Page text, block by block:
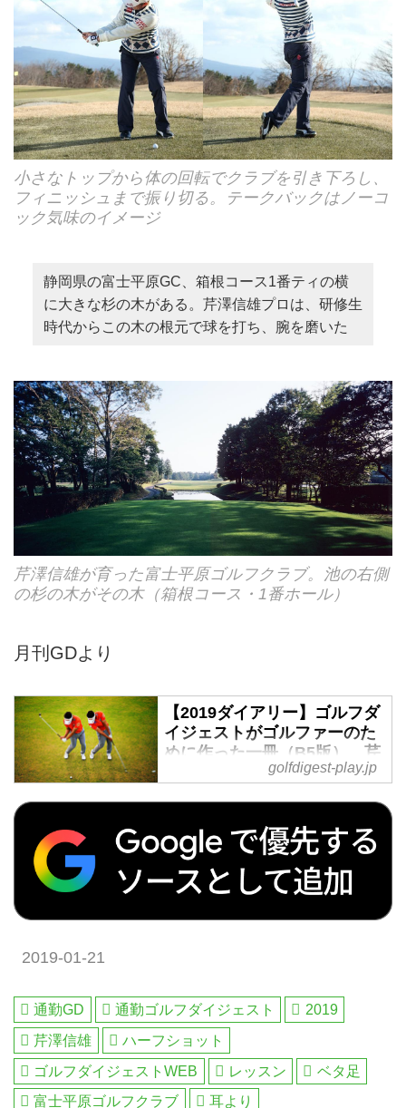
小さなトップから体の回転でクラブを引き下ろし、
フィニッシュまで振り切る。テークバックはノーコ
ック気味のイメージ
静岡県の富士平原GC、箱根コース1番ティの横
に大きな杉の木がある。芹澤信雄プロは、研修生
時代からこの木の根元で球を打ち、腕を磨いた
芹澤信雄が育った富士平原ゴルフクラブ。池の右側
の杉の木がその木（箱根コース・1番ホール）
月刊GDより
【2019ダイアリー】ゴルフダ
イジェストがゴルファーのた
めに作った一冊（B5版）。芹
澤信雄、藤田寛之「フェード
ビジネス対応、スコア管理、
ゴルフ場ミニガイド付き! - ゴ
ルフへ行こうWEB by ゴルフ
ダイジェスト
ゴルフダイジェストが作った
満ちた仕掛けと特集が満載です。
その主役が、日本屈指のフェード
マスター「芹澤信雄&藤田寛之」
の師弟によるフェード技術論。
「本物のフェードは右に曲がらな
golfdigest-play.jp
2019-01-21
通勤GD 通勤ゴルフダイジェスト
2019
芹澤信雄
ハーフショット
ゴルフダイジェストWEB
レッスン
ベタ足
富士平原ゴルフクラブ
耳より